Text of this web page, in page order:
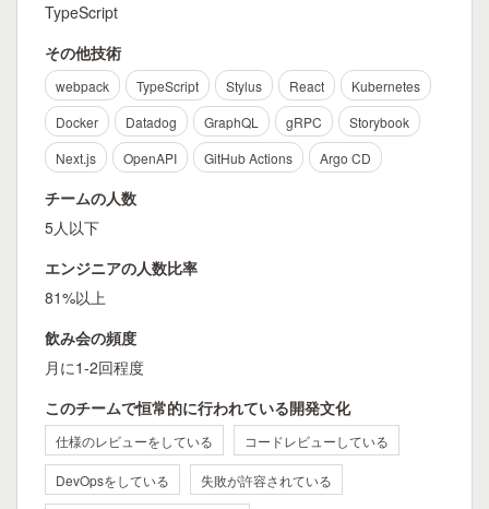
TypeScript
その他技術
webpack TypeScript Stylus React
Kubernetes
Docker
Datadog GraphQL gRPC
Storybook
Next.js
OpenAPI GitHub Actions Argo CD
チームの人数
5人以下
エンジニアの人数比率
81%以上
飲み会の頻度
月に1-2回程度
このチームで恒常的に行われている開発文化
仕様のレビューをしている コードレビューしている
DevOpsをしている 失敗が許容されている